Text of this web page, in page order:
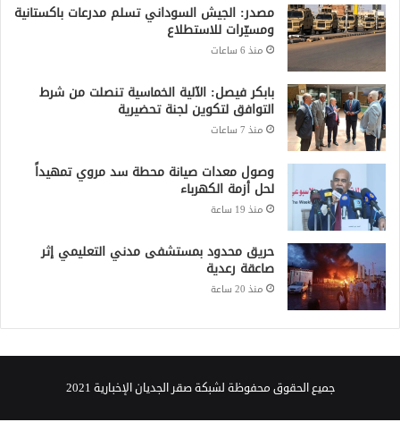
مصدر: الجيش السوداني تسلم مدرعات باكستانية
ومسيّرات للاستطلاع
منذ 6 ساعات
بابكر فيصل: الآلية الخماسية تنصلت من شرط
التوافق لتكوين لجنة تحضيرية
منذ 7 ساعات
وصول معدات صيانة محطة سد مروي تمهيداً
لحل أزمة الكهرباء
منذ 19 ساعة
حريق محدود بمستشفى مدني التعليمي إثر
صاعقة رعدية
منذ 20 ساعة
جميع الحقوق محفوظة لشبكة صقر الجديان الإخبارية 2021